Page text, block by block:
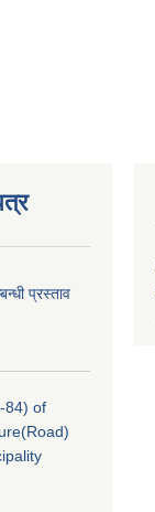
प्रस्ताव
84) of